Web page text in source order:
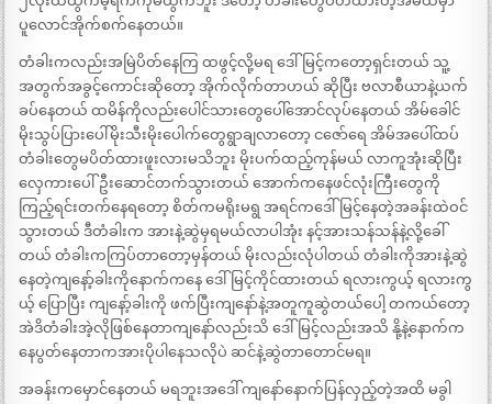
ပူလောင်အိုက်စက်နေတယ်။
တံခါးကလည်းအမြဲပိတ်နေကြ ထဖွင့်လို့မရ ဒေါ်မြင့်ကတော့ရှင်းတယ် သူ့
အတွက်အခွင့်ကောင်းဆိုတော့ အိုက်လိုက်တာဟယ် ဆိုပြီး ဗလာစီယာနဲ့ယက်
ခပ်နေတယ် ထမိန်ကိုလည်းပေါင်သားတွေပေါ်အောင်လုပ်နေတယ် အိမ်ခေါင်
မိုးသွပ်ပြားပေါ်မိုးသီးမိုးပေါက်တွေရွာချလာတော့ ငဇော်ရေ အိမ်အပေါ်ထပ်
တံခါးတွေမပိတ်ထားဖူးလားမသိဘူး မိုးပက်ထည့်ကုန်မယ် လာကူအုံးဆိုပြီး
လှေကားပေါ်ဦးဆောင်တက်သွားတယ် အောက်ကနေဖင်လုံးကြီးတွေကို
ကြည့်ရင်းတက်နေရတော့ စိတ်ကမရိုးမရွ အရင်ကဒေါ်မြင့်နေတဲ့အခန်းထဲဝင်
သွားတယ် ဒီတံခါးက အားနဲ့ဆွဲမှရမယ်လာပါအုံး နင့်အားသန်သန်နဲ့လို့ခေါ်
တယ် တံခါးကကြပ်တာတော့မှန်တယ် မိုးလည်းလုံပါတယ် တံခါးကိုအားနဲ့ဆွဲ
နေတဲ့ကျနော့်ခါးကိုနောက်ကနေ ဒေါ်မြင့်ကိုင်ထားတယ် ရလားကွယ့် ရလားကွ
ယ့် ပြောပြီး ကျနော့်ခါးကို ဖက်ပြီးကျနော်နဲ့အတူကူဆွဲတယ်ပေါ့ တကယ်တော့
အဲဒိတံခါးအဲ့လိုဖြစ်နေတာကျနော်လည်းသိ ဒေါ်မြင့်လည်းအသိ နို့နဲ့နောက်က
နေပွတ်နေတာကအားပိုပါနေသလိုပဲ ဆင်နဲ့ဆွဲတာတောင်မရ။
အခန်းကမှောင်နေတယ် မရဘူးအဒေါ် ကျနော်နောက်ပြန်လှည့်တဲ့အထိ မခွါ